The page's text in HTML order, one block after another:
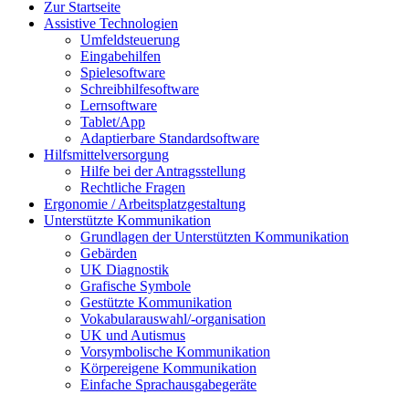
Zur Startseite
Assistive Technologien
Umfeldsteuerung
Eingabehilfen
Spielesoftware
Schreibhilfesoftware
Lernsoftware
Tablet/App
Adaptierbare Standardsoftware
Hilfsmittelversorgung
Hilfe bei der Antragsstellung
Rechtliche Fragen
Ergonomie / Arbeitsplatzgestaltung
Unterstützte Kommunikation
Grundlagen der Unterstützten Kommunikation
Gebärden
UK Diagnostik
Grafische Symbole
Gestützte Kommunikation
Vokabularauswahl/-organisation
UK und Autismus
Vorsymbolische Kommunikation
Körpereigene Kommunikation
Einfache Sprachausgabegeräte